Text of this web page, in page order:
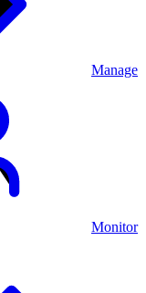
Manage
Monitor